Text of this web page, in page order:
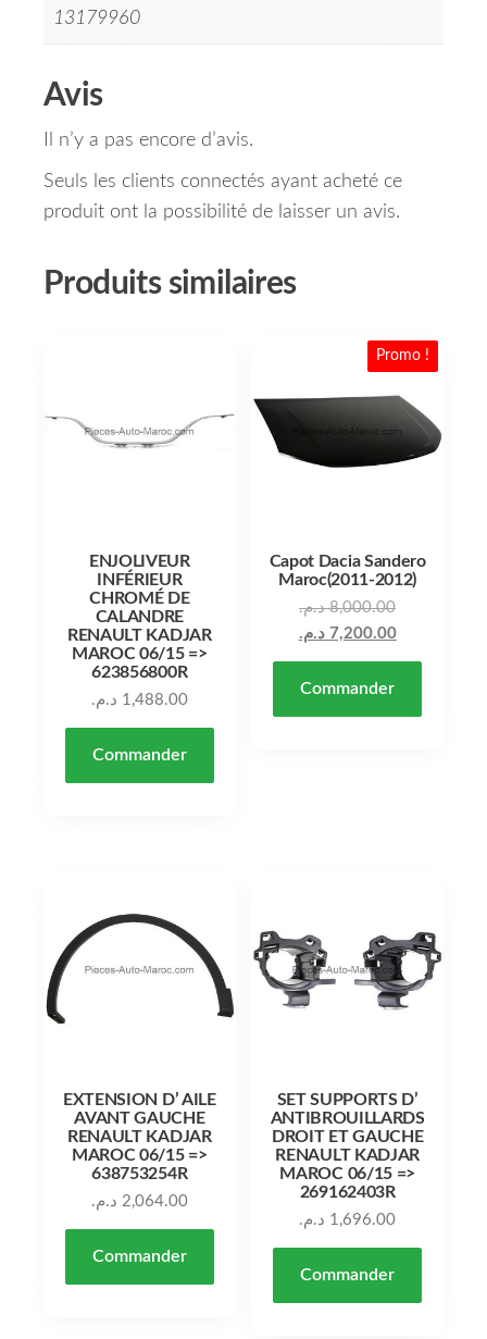
13179960
Avis
Il n’y a pas encore d’avis.
Seuls les clients connectés ayant acheté ce
produit ont la possibilité de laisser un avis.
Produits similaires
ENJOLIVEUR
INFÉRIEUR
CHROMÉ DE
CALANDRE
RENAULT KADJAR
MAROC 06/15 =>
623856800R
1,488.00 د.م.
Commander
Promo !
Capot Dacia Sandero
Maroc(2011-2012)
8,000.00 د.م.
7,200.00 د.م.
Commander
EXTENSION D’ AILE
AVANT GAUCHE
RENAULT KADJAR
MAROC 06/15 =>
638753254R
2,064.00 د.م.
Commander
SET SUPPORTS D’
ANTIBROUILLARDS
DROIT ET GAUCHE
RENAULT KADJAR
MAROC 06/15 =>
269162403R
1,696.00 د.م.
Commander